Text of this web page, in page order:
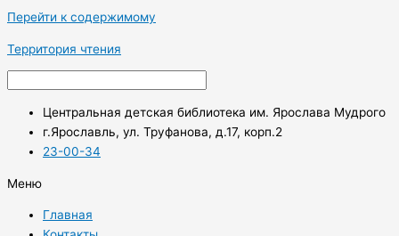
Перейти к содержимому
Территория чтения
Центральная детская библиотека им. Ярослава Мудрого
г.Ярославль, ул. Труфанова, д.17, корп.2
23-00-34
Меню
Главная